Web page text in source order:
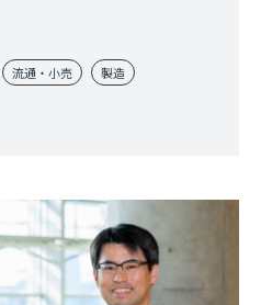
流通・小売 製造